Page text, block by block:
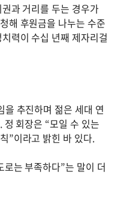
과 거리를 두는 경우가
해 후원금을 나누는 수준
력이 수십 년째 제자리걸
추진하며 젊은 세대 연
회장은 “모일 수 있는
”이라고 밝힌 바 있다.
는 부족하다”는 말이 더